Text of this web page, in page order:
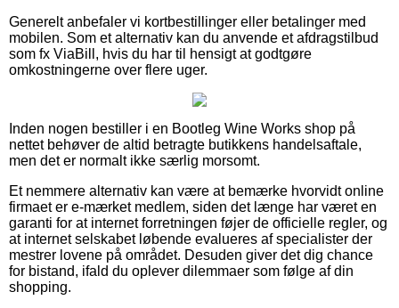
Generelt anbefaler vi kortbestillinger eller betalinger med
mobilen. Som et alternativ kan du anvende et afdragstilbud
som fx ViaBill, hvis du har til hensigt at godtgøre
omkostningerne over flere uger.
Inden nogen bestiller i en Bootleg Wine Works shop på
nettet behøver de altid betragte butikkens handelsaftale,
men det er normalt ikke særlig morsomt.
Et nemmere alternativ kan være at bemærke hvorvidt online
firmaet er e-mærket medlem, siden det længe har været en
garanti for at internet forretningen føjer de officielle regler, og
at internet selskabet løbende evalueres af specialister der
mestrer lovene på området. Desuden giver det dig chance
for bistand, ifald du oplever dilemmaer som følge af din
shopping.